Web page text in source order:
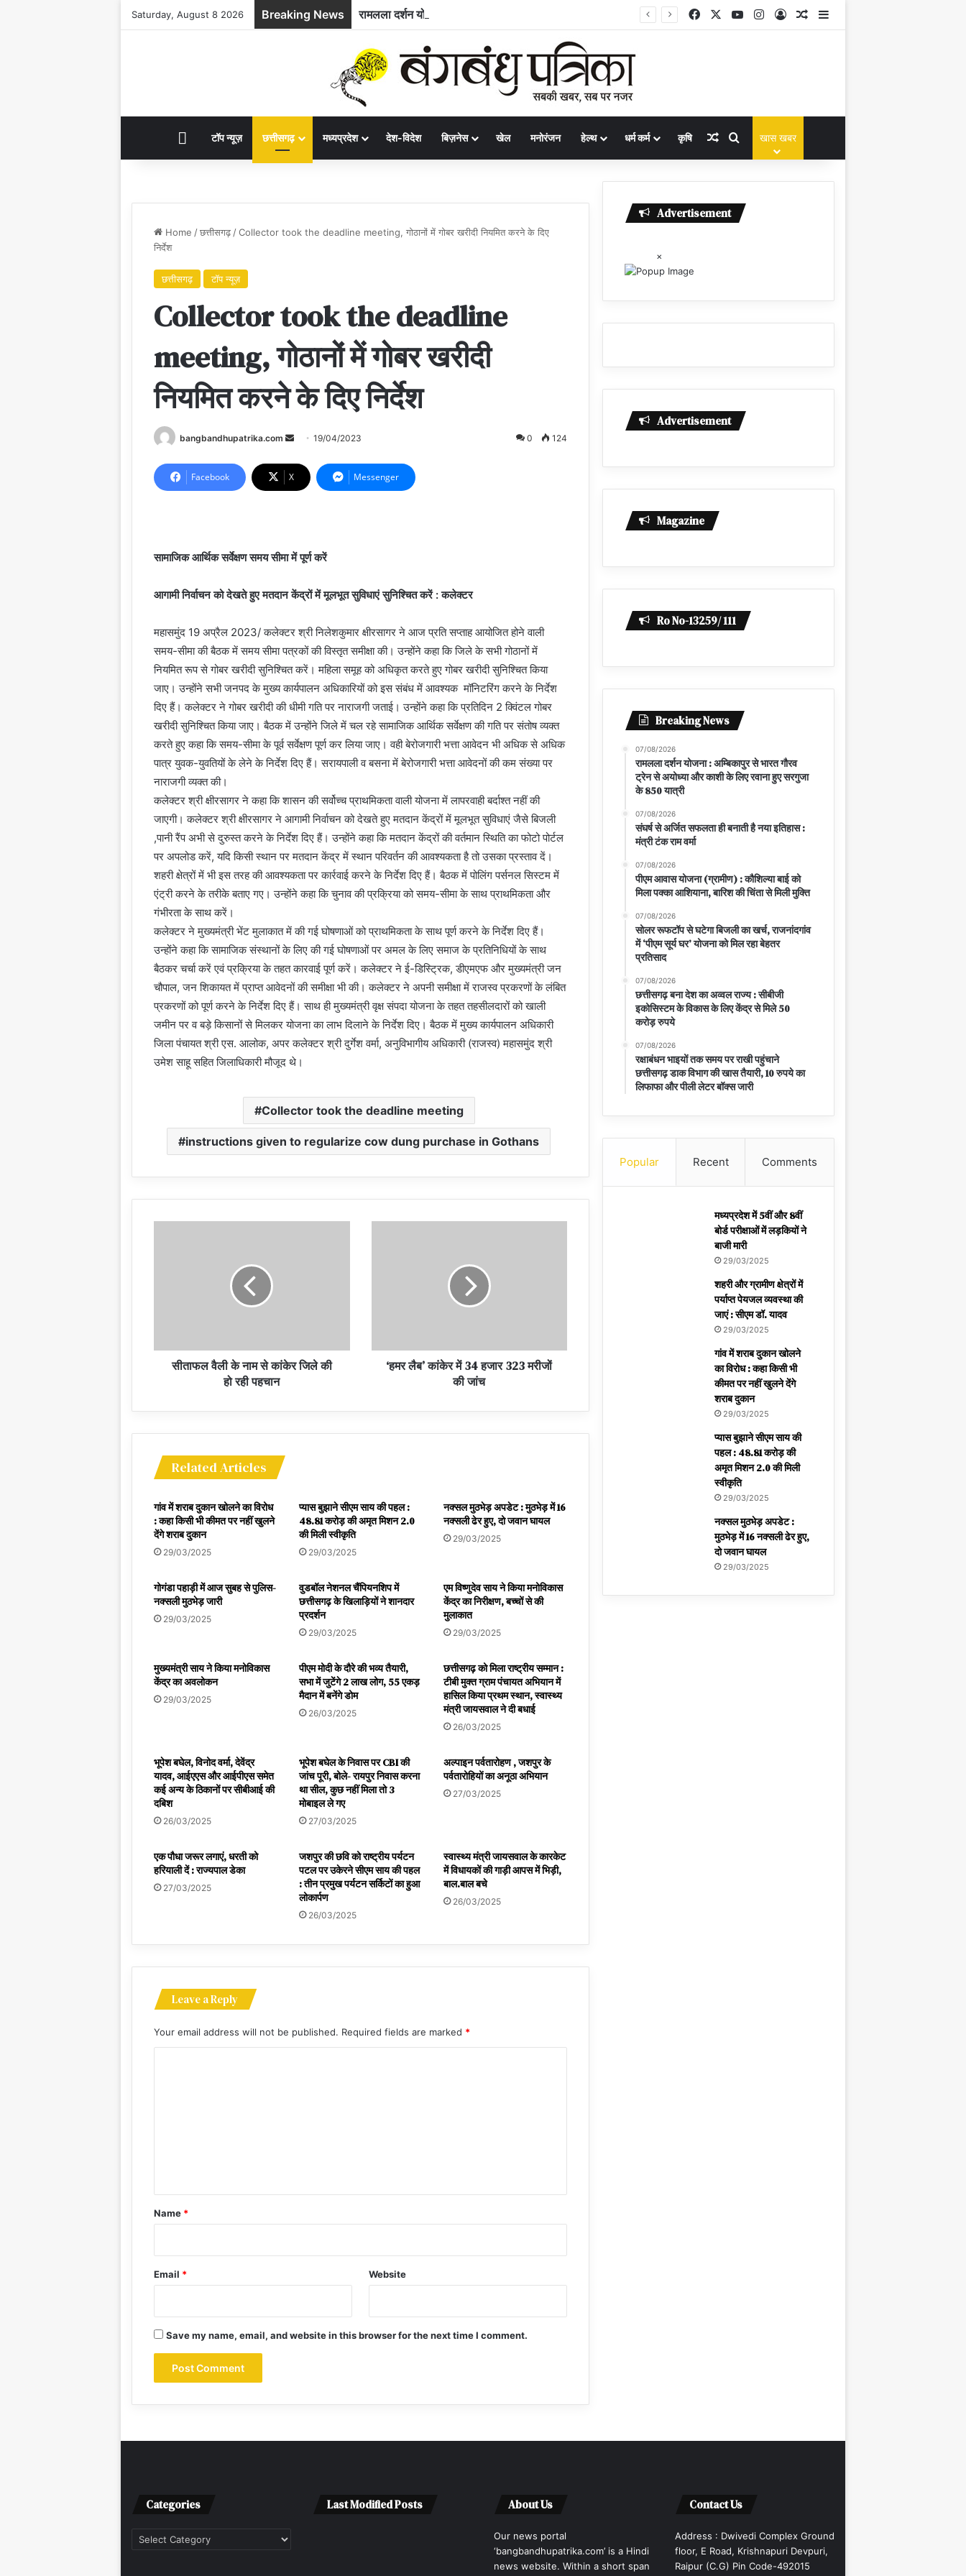
Saturday, August 8 2026 Breaking News FacebookYouTubeInstagram
Log InRandom Article
Sidebar
HOMEटॉप न्यूज़ छत्तीसगढ़ मध्यप्रदेश देश-विदेश बिज़नेस खेल मनोरंजन हेल्थ धर्म कर्म कृषि Random Article
Search for
खास खबर
Home /छत्तीसगढ़ /Collector took the deadline meeting, गोठानों में गोबर खरीदी नियमित करने के दिए
निर्देश
छत्तीसगढ़ टॉप न्यूज़
Collector took the deadline
meeting, गोठानों में गोबर खरीदी
नियमित करने के दिए निर्देश
bangbandhupatrika.com
Send
email
19/04/2023 0 124
Facebook X Messenger
सामाजिक आर्थिक सर्वेक्षण समय सीमा में पूर्ण करें
आगामी निर्वाचन को देखते हुए मतदान केंद्रों में मूलभूत सुविधाएं सुनिश्चित करें : कलेक्टर
महासमुंद 19 अप्रैल 2023/ कलेक्टर श्री निलेशकुमार क्षीरसागर ने आज प्रति सप्ताह आयोजित होने वाली
समय-सीमा की बैठक में समय सीमा पत्रकों की विस्तृत समीक्षा की। उन्होंने कहा कि जिले के सभी गोठानों में
नियमित रूप से गोबर खरीदी सुनिश्चित करें। महिला समूह को अधिकृत करते हुए गोबर खरीदी सुनिश्चित किया
जाए। उन्होंने सभी जनपद के मुख्य कार्यपालन अधिकारियों को इस संबंध में आवश्यक मॉनिटरिंग करने के निर्देश
दिए हैं। कलेक्टर ने गोबर खरीदी की धीमी गति पर नाराजगी जताई। उन्होंने कहा कि प्रतिदिन 2 क्विंटल गोबर
खरीदी सुनिश्चित किया जाए। बैठक में उन्होंने जिले में चल रहे सामाजिक आर्थिक सर्वेक्षण की गति पर संतोष व्यक्त
करते हुए कहा कि समय-सीमा के पूर्व सर्वेक्षण पूर्ण कर लिया जाए। वही बेरोजगारी भत्ता आवेदन भी अधिक से अधिक
पात्र युवक-युवतियों के लेने के निर्देश दिए हैं। सरायपाली व बसना में बेरोजगारी भत्ता आवेदनों की कम संख्या पर
नाराजगी व्यक्त की।
कलेक्टर श्री क्षीरसागर ने कहा कि शासन की सर्वोच्च प्राथमिकता वाली योजना में लापरवाही बर्दाश्त नहीं की
जाएगी। कलेक्टर श्री क्षीरसागर ने आगामी निर्वाचन को देखते हुए मतदान केंद्रों में मूलभूत सुविधाएं जैसे बिजली
,पानी रैंप अभी से दुरुस्त करने के निर्देश दिए हैं। उन्होंने कहा कि मतदान केंद्रों की वर्तमान स्थिति का फोटो पोर्टल
पर अपलोड करें, यदि किसी स्थान पर मतदान केंद्र में स्थान परिवर्तन की आवश्यकता है तो उसका प्रस्ताव दें।
शहरी क्षेत्रों में भी इस तरह की आवश्यकता पर कार्रवाई करने के निर्देश दिए हैं। बैठक में पोलिंग पर्सनल सिस्टम में
एंट्री करने के तरीके बताए गए। उन्होंने कहा कि चुनाव की प्रक्रिया को समय-सीमा के साथ प्राथमिकता और
गंभीरता के साथ करें।
कलेक्टर ने मुख्यमंत्री भेंट मुलाकात में की गई घोषणाओं को प्राथमिकता के साथ पूर्ण करने के निर्देश दिए हैं।
उन्होंने कहा कि सामाजिक संस्थानों के लिए की गई घोषणाओं पर अमल के लिए समाज के प्रतिनिधियों के साथ
बैठकर चर्चा करें एवं प्रक्रिया के तहत कारवाई पूर्ण करें। कलेक्टर ने ई-डिस्ट्रिक, डीएमएफ और मुख्यमंत्री जन
चौपाल, जन शिकायत में प्राप्त आवेदनों की समीक्षा भी की। कलेक्टर ने अपनी समीक्षा में राजस्व प्रकरणों के लंबित
प्रकरणों को पूर्ण करने के निर्देश दिए हैं। साथ ही मुख्यमंत्री वृक्ष संपदा योजना के तहत तहसीलदारों को खाली
जमीन पर व बड़े किसानों से मिलकर योजना का लाभ दिलाने के निर्देश दिए। बैठक में मुख्य कार्यपालन अधिकारी
जिला पंचायत श्री एस. आलोक, अपर कलेक्टर श्री दुर्गेश वर्मा, अनुविभागीय अधिकारी (राजस्व) महासमुंद श्री
उमेश साहू सहित जिलाधिकारी मौजूद थे।
Collector took the deadline meeting
instructions given to regularize cow dung purchase in Gothans
सीताफल वैली के नाम से कांकेर जिले की
हो रही पहचान
‘हमर लैब’ कांकेर में 34 हजार 323 मरीजों
की जांच
Related Articles
गांव में शराब दुकान खोलने का विरोध
: कहा किसी भी कीमत पर नहीं खुलने
देंगे शराब दुकान
29/03/2025
प्यास बुझाने सीएम साय की पहल :
48.81 करोड़ की अमृत मिशन 2.0
की मिली स्वीकृति
29/03/2025
नक्सल मुठभेड़ अपडेट : मुठभेड़ में 16
नक्सली ढेर हुए, दो जवान घायल
29/03/2025
गोगंडा पहाड़ी में आज सुबह से पुलिस-
नक्सली मुठभेड़ जारी
29/03/2025
वुडबॉल नेशनल चैंपियनशिप में
छत्तीसगढ़ के खिलाड़ियों ने शानदार
प्रदर्शन
29/03/2025
एम विष्णुदेव साय ने किया मनोविकास
केंद्र का निरीक्षण, बच्चों से की
मुलाकात
29/03/2025
मुख्यमंत्री साय ने किया मनोविकास
केंद्र का अवलोकन
29/03/2025
पीएम मोदी के दौरे की भव्य तैयारी,
सभा में जुटेंगे 2 लाख लोग, 55 एकड़
मैदान में बनेंगे डोम
26/03/2025
छत्तीसगढ़ को मिला राष्ट्रीय सम्मान :
टीबी मुक्त ग्राम पंचायत अभियान में
हासिल किया प्रथम स्थान, स्वास्थ्य
मंत्री जायसवाल ने दी बधाई
26/03/2025
भूपेश बघेल, विनोद वर्मा, देवेंद्र
यादव, आईएएस और आईपीएस समेत
कई अन्य के ठिकानों पर सीबीआई की
दबिश
26/03/2025
भूपेश बघेल के निवास पर CBI की
जांच पूरी, बोले- रायपुर निवास करना
था सील, कुछ नहीं मिला तो 3
मोबाइल ले गए
27/03/2025
अल्पाइन पर्वतारोहण , जशपुर के
पर्वतारोहियों का अनूठा अभियान
27/03/2025
एक पौधा जरूर लगाएं, धरती को
हरियाली दें : राज्यपाल डेका
27/03/2025
जशपुर की छवि को राष्ट्रीय पर्यटन
पटल पर उकेरने सीएम साय की पहल
: तीन प्रमुख पर्यटन सर्किटों का हुआ
लोकार्पण
26/03/2025
स्वास्थ्य मंत्री जायसवाल के कारकेट
में विधायकों की गाड़ी आपस में भिड़ी,
बाल.बाल बचे
26/03/2025
Leave a Reply
Your email address will not be published. Required fields are marked *
*
Name *
Email * Website
Save my name, email, and website in this browser for the next time I comment.
Advertisement
×
Advertisement
Magazine
Ro No-13259/ 111
Breaking News
07/08/2026
रामलला दर्शन योजना : अम्बिकापुर से भारत गौरव
ट्रेन से अयोध्या और काशी के लिए रवाना हुए सरगुजा
के 850 यात्री
07/08/2026
संघर्ष से अर्जित सफलता ही बनाती है नया इतिहास :
मंत्री टंक राम वर्मा
07/08/2026
पीएम आवास योजना (ग्रामीण) : कौशिल्या बाई को
मिला पक्का आशियाना, बारिश की चिंता से मिली मुक्ति
07/08/2026
सोलर रूफटॉप से घटेगा बिजली का खर्च, राजनांदगांव
में ‘पीएम सूर्य घर’ योजना को मिल रहा बेहतर
प्रतिसाद
07/08/2026
छत्तीसगढ़ बना देश का अव्वल राज्य : सीबीजी
इकोसिस्टम के विकास के लिए केंद्र से मिले 50
करोड़ रुपये
07/08/2026
रक्षाबंधन भाइयों तक समय पर राखी पहुंचाने
छत्तीसगढ़ डाक विभाग की खास तैयारी, 10 रुपये का
लिफाफा और पीली लेटर बॉक्स जारी
Popular Recent Comments
मध्यप्रदेश में 5वीं और 8वीं
बोर्ड परीक्षाओं में लड़कियों ने
बाजी मारी
29/03/2025
शहरी और ग्रामीण क्षेत्रों में
पर्याप्त पेयजल व्यवस्था की
जाएं : सीएम डॉ. यादव
29/03/2025
गांव में शराब दुकान खोलने
का विरोध : कहा किसी भी
कीमत पर नहीं खुलने देंगे
शराब दुकान
29/03/2025
प्यास बुझाने सीएम साय की
पहल : 48.81 करोड़ की
अमृत मिशन 2.0 की मिली
स्वीकृति
29/03/2025
नक्सल मुठभेड़ अपडेट :
मुठभेड़ में 16 नक्सली ढेर हुए,
दो जवान घायल
29/03/2025
Categories
Categories
Last Modified Posts About Us
Our news portal
‘bangbandhupatrika.com’ is a Hindi
news website. Within a short span
Contact Us
Address : Dwivedi Complex Ground
floor, E Road, Krishnapuri Devpuri,
Raipur (C.G) Pin Code-492015